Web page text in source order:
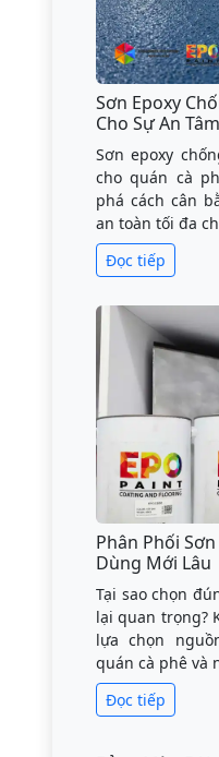
Sơn Epoxy
Cho Sự An
Sơn epoxy
cho quán cà
phá cách cân
an toàn tối đa
Đọc tiếp
Phân Phối
Dùng Mới Lâu
Tại sao chọn
lại quan trọng?
lựa chọn
quán cà phê và
Đọc tiếp